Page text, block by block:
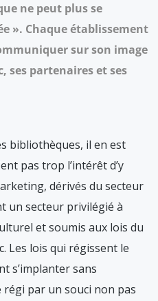
ne peut plus se
». Chaque établissement
sur son image
ses partenaires et ses
bibliothèques, il en est
pas trop l’intérêt d’y
dérivés du secteur
un secteur privilégié à
et soumis aux lois du
Les lois qui régissent le
s’implanter sans
par un souci non pas